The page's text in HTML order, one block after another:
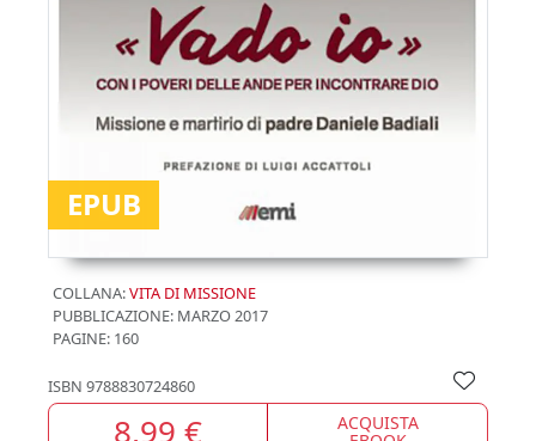
EPUB
COLLANA:VITA DI MISSIONE
PUBBLICAZIONE: MARZO 2017
PAGINE: 160
ISBN 9788830724860
8,99 € ACQUISTA